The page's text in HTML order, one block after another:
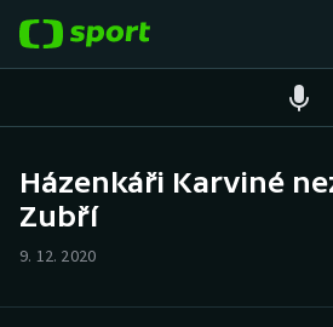
Hokej
Házenkáři Karviné
Zubří
9. 12. 2020